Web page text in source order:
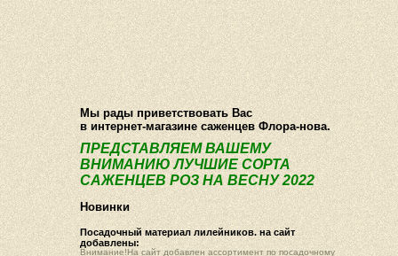
О компании Как купить Фотогалерея Статьи Опт
Мы рады приветствовать Вас
в интернет-магазине саженцев Флора-нова.
ПРЕДСТАВЛЯЕМ ВАШЕМУ
ВНИМАНИЮ ЛУЧШИЕ СОРТА
САЖЕНЦЕВ РОЗ НА ВЕСНУ 2022
Новинки
Посадочный материал лилейников. на сайт
добавлены:
Внимание!На сайт добавлен ассортимент по посадочному